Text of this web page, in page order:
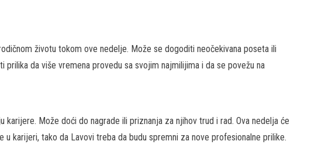
životu tokom ove nedelje. Može se dogoditi neočekivana poseta ili
prilika da više vremena provedu sa svojim najmilijima i da se povežu na
karijere. Može doći do nagrade ili priznanja za njihov trud i rad. Ova nedelja će
u karijeri, tako da Lavovi treba da budu spremni za nove profesionalne prilike.